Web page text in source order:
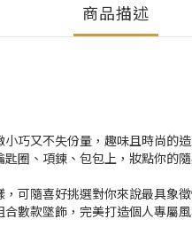
商品描述
小巧又不失份量，趣味且時尚的造
圈、項鍊、包包上，妝點你的隨
可隨喜好挑選對你來說最具象
數款墜飾，完美打造個人專屬風